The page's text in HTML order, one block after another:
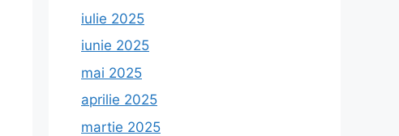
iulie 2025
iunie 2025
mai 2025
aprilie 2025
martie 2025